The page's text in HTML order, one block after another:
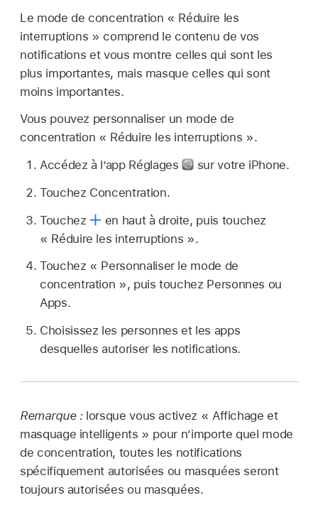
Le mode de concentration « Réduire les
interruptions » comprend le contenu de vos
notifications et vous montre celles qui sont les
plus importantes, mais masque celles qui sont
moins importantes.
Vous pouvez personnaliser un mode de
concentration « Réduire les interruptions ».
Accédez à l’app Réglages
sur votre iPhone.
Touchez Concentration.
Touchez
en haut à droite, puis touchez
« Réduire les interruptions ».
Touchez « Personnaliser le mode de
concentration », puis touchez Personnes ou
Apps.
Choisissez les personnes et les apps
desquelles autoriser les notifications.
Remarque : lorsque vous activez « Affichage et
masquage intelligents » pour n’importe quel mode
de concentration, toutes les notifications
spécifiquement autorisées ou masquées seront
toujours autorisées ou masquées.